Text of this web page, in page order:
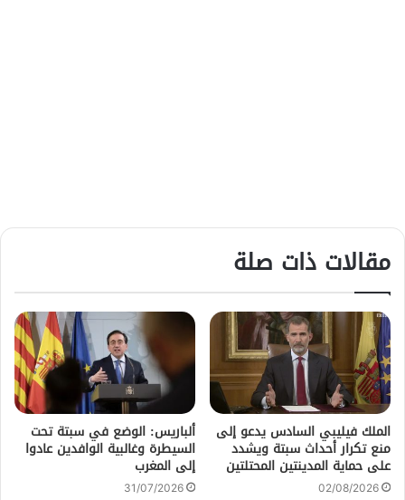
مقالات ذات صلة
الملك فيليبي السادس يدعو إلى
منع تكرار أحداث سبتة ويشدد
على حماية المدينتين المحتلتين
02/08/2026
ألباريس: الوضع في سبتة تحت
السيطرة وغالبية الوافدين عادوا
إلى المغرب
31/07/2026